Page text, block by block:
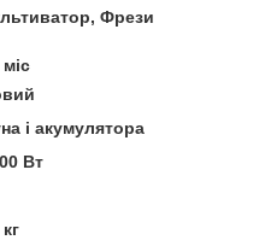
Фрези
і акумулятора
Вт